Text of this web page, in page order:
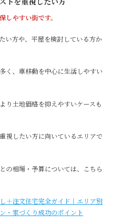
しやすい街です。
い方や、平屋を検討している方か
く、車移動を中心に生活しやすい
り土地価格を抑えやすいケースも
視したい方に向いているエリアで
の相場・予算については、こちら
＋注文住宅完全ガイド｜エリア別
・家づくり成功のポイント